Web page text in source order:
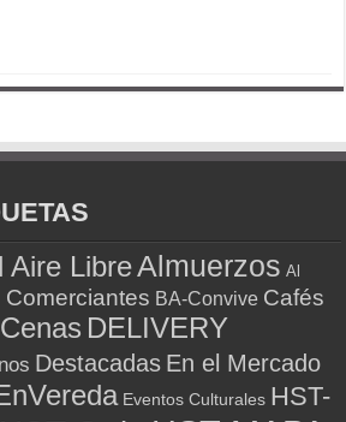
Aire LibreAlmuerzos Al
BA-Convive Cafés
Cenas DELIVERY
Destacadas En el Mercado
Eventos Culturales HST-